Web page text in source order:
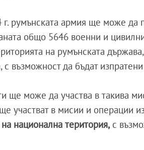
г. румънската армия ще може да
общо 5646 военни и
на румънската
с възможност да бъдат
ще може да участва в такива
участват в мисии и операции
национална територия, с